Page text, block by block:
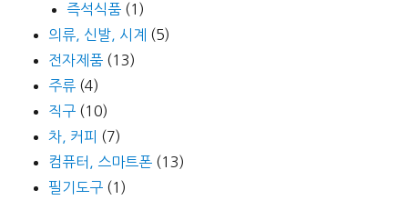
즉석식품 (1)
의류, 신발, 시계 (5)
전자제품 (13)
주류 (4)
직구 (10)
차, 커피 (7)
컴퓨터, 스마트폰 (13)
필기도구 (1)